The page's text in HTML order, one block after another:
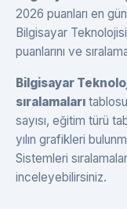
2026 puanları en
Bilgisayar
puanlarını ve
Bilgisayar
sıralamaları
sayısı, eğitim türü
yılın grafikleri
Sistemleri
inceleyebilirsiniz.